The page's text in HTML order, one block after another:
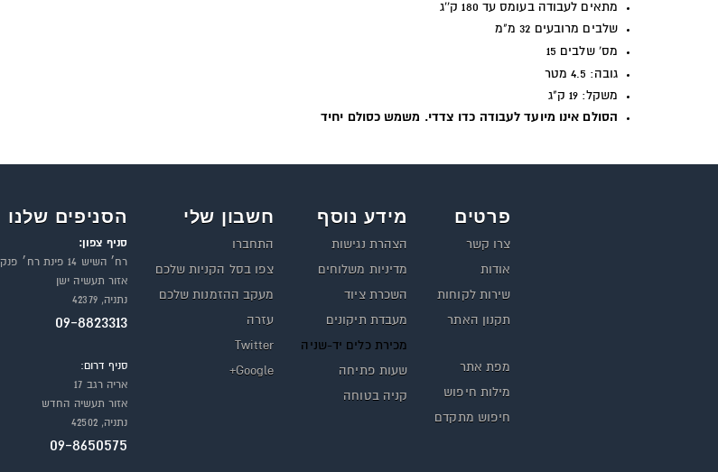
מתאים לעבודה בעומס עד 180 ק''ג
שלבים מרובעים 32 מ"מ
מס' שלבים 15
גובה: 4.5 מטר
משקל: 19 ק"ג
הסולם אינו מיועד לעבודה כדו צדדי. משמש כסולם יחיד
פרטים
צרו קשר
אודות
שירות לקוחות
תקנון האתר
מפת אתר
מילות חיפוש
חיפוש מתקדם
מידע נוסף
הצהרת נגישות
מדיניות משלוחים
השכרת ציוד
מעבדת תיקונים
מכירת כלים יד-שניה
שעות פתיחה
קניה בטוחה
חשבון שלי
התחברו
צפו בסל הקניות שלכם
מעקב ההזמנות שלכם
עזרה
Twitter
Google+
הסניפים שלנו
סניף צפון:
רח׳ השיש 14 פינת רח׳ פנקס
אזור תעשיה ישן
נתניה, 42379
09-8823313
סניף דרום:
אריה רגב 17
אזור תעשיה החדש
נתניה, 42502
09-8650575